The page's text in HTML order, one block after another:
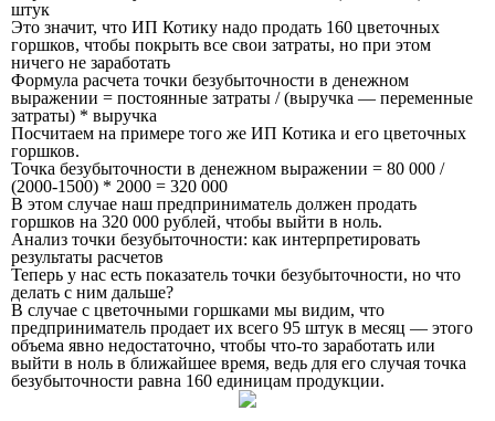
штук
Это значит, что ИП Котику надо продать 160 цветочных
горшков, чтобы покрыть все свои затраты, но при этом
ничего не заработать
Формула расчета точки безубыточности в денежном
выражении = постоянные затраты / (выручка — переменные
затраты) * выручка
Посчитаем на примере того же ИП Котика и его цветочных
горшков.
Точка безубыточности в денежном выражении = 80 000 /
(2000-1500) * 2000 = 320 000
В этом случае наш предприниматель должен продать
горшков на 320 000 рублей, чтобы выйти в ноль.
Анализ точки безубыточности: как интерпретировать
результаты расчетов
Теперь у нас есть показатель точки безубыточности, но что
делать с ним дальше?
В случае с цветочными горшками мы видим, что
предприниматель продает их всего 95 штук в месяц — этого
объема явно недостаточно, чтобы что-то заработать или
выйти в ноль в ближайшее время, ведь для его случая точка
безубыточности равна 160 единицам продукции.